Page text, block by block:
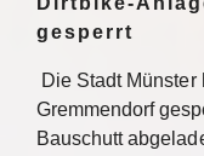
gesperrt
Die Stadt
Gremmendorf
Bauschutt